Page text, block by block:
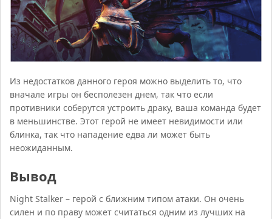
Из недостатков данного героя можно выделить то, что
вначале игры он бесполезен днем, так что если
противники соберутся устроить драку, ваша команда будет
в меньшинстве. Этот герой не имеет невидимости или
блинка, так что нападение едва ли может быть
неожиданным.
Вывод
Night Stalker – герой с ближним типом атаки. Он очень
силен и по праву может считаться одним из лучших на